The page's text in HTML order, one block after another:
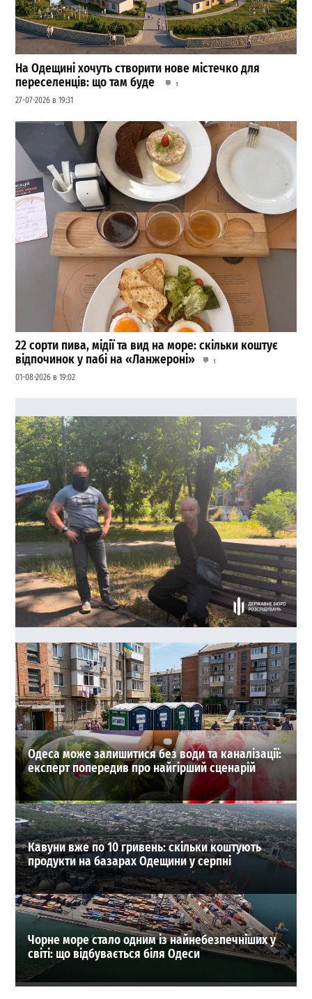
На Одещині хочуть створити нове містечко для
переселенців: що там буде
1
27-07-2026 в 19:31
22 сорти пива, мідії та вид на море: скільки коштує
відпочинок у пабі на «Ланжероні»
1
01-08-2026 в 19:02
40 тисяч доларів за життя судді: в Одесі зірвали
замовне вбивство
0
03-08-2026 в 22:17
ВИБІР РЕДАКЦІЇ
Одеса може залишитися без води та каналізації:
експерт попередив про найгірший сценарій
Кавуни вже по 10 гривень: скільки коштують
продукти на базарах Одещини у серпні
Чорне море стало одним із найнебезпечніших у
світі: що відбувається біля Одеси